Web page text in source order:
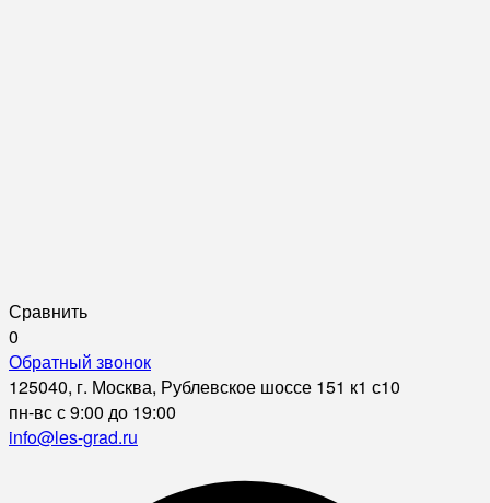
Сравнить
0
Обратный звонок
125040, г. Москва, Рублевское шоссе 151 к1 с10
пн-вс с 9:00 до 19:00
info@les-grad.ru